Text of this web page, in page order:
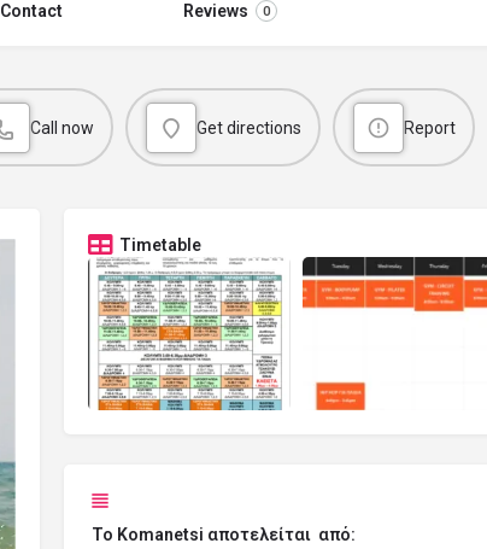
Contact Reviews 0
Call now Get directions Report
Timetable
Το Κomanetsi αποτελείται από: